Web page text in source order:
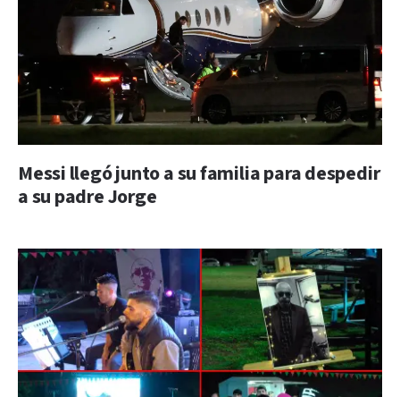
Messi llegó junto a su familia para despedir
a su padre Jorge